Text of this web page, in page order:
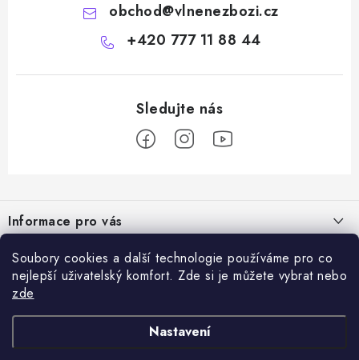
Soubory cookies a další technologie používáme pro co
nejlepší uživatelský komfort. Zde si je můžete vybrat nebo
zde
Nastavení
obchod@vlnenezbozi.cz
+420 777 11 88 44
pInformace pro vás
Doprava a platba
Hodnocení obchodu
Dárky k nákupu
Výměna / vrácení zboží
Vše o nákupu
Kontakty
Rady a tipy
Certifikáty kvality
Přijímáme online platby
Ověřený e-shop